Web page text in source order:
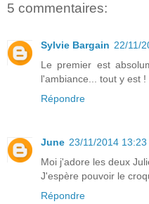
5 commentaires:
Sylvie Bargain 22/11/
Le premier est
l'ambiance... tout y est !
Répondre
June 23/11/2014 13:23
Moi j'adore les deux
J'espère pouvoir le
Répondre